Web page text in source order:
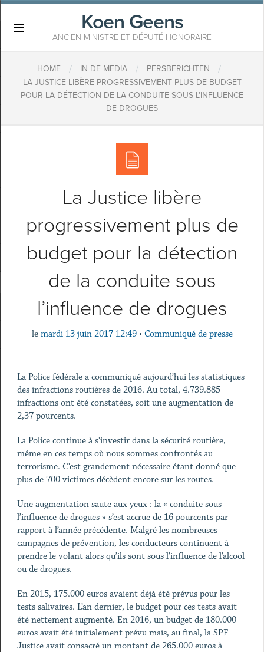
Koen Geens
ANCIEN MINISTRE ET DÉPUTÉ HONORAIRE
HOME / IN DE MEDIA / PERSBERICHTEN /
LA JUSTICE LIBÈRE PROGRESSIVEMENT PLUS DE BUDGET
POUR LA DÉTECTION DE LA CONDUITE SOUS L’INFLUENCE
DE DROGUES
La Justice libère
progressivement plus de
budget pour la détection
de la conduite sous
l’influence de drogues
le mardi 13 juin 2017 12:49 • Communiqué de presse
La Police fédérale a communiqué aujourd’hui les statistiques
des infractions routières de 2016. Au total, 4.739.885
infractions ont été constatées, soit une augmentation de
2,37 pourcents.
La Police continue à s’investir dans la sécurité routière,
même en ces temps où nous sommes confrontés au
terrorisme. C’est grandement nécessaire étant donné que
plus de 700 victimes décèdent encore sur les routes.
Une augmentation saute aux yeux : la « conduite sous
l’influence de drogues » s’est accrue de 16 pourcents par
rapport à l’année précédente. Malgré les nombreuses
campagnes de prévention, les conducteurs continuent à
prendre le volant alors qu’ils sont sous l’influence de l’alcool
ou de drogues.
En 2015, 175.000 euros avaient déjà été prévus pour les
tests salivaires. L’an dernier, le budget pour ces tests avait
été nettement augmenté. En 2016, un budget de 180.000
euros avait été initialement prévu mais, au final, la SPF
Justice avait consacré un montant de 265.000 euros à